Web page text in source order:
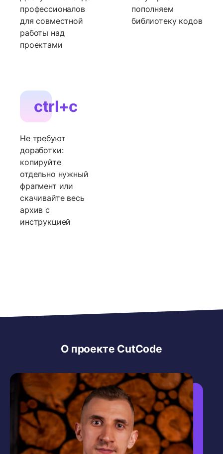
профессионалов
для совместной
работы над
проектами
пополняем
библиотеку кодов
ctrl+c
Не требуют
доработки:
копируйте
отдельно нужный
фрагмент или
скачивайте весь
архив с
инструкцией
О проекте CutCode